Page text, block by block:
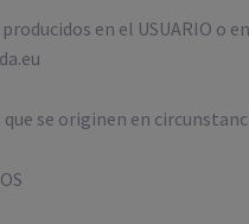
producidos en el USUARIO
que se originen en